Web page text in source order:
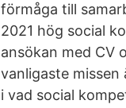
förmåga till
2021 hög social
ansökan med CV
vanligaste
i vad social